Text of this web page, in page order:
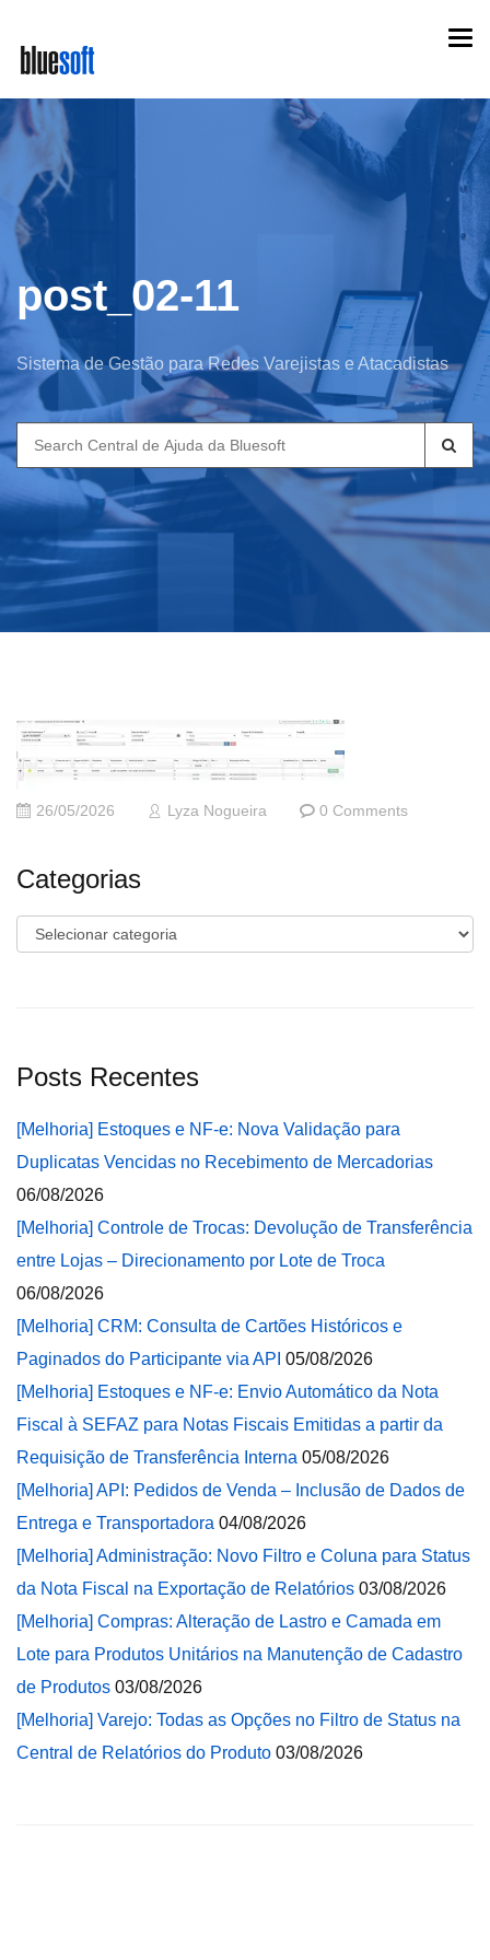
main
content
post_02-11
Sistema de Gestão para Redes Varejistas e Atacadistas
Search
for:
26/05/2026 Lyza Nogueira 0 Comments
Categorias
Categorias
Posts Recentes
[Melhoria] Estoques e NF-e: Nova Validação para
Duplicatas Vencidas no Recebimento de Mercadorias
06/08/2026
[Melhoria] Controle de Trocas: Devolução de Transferência
entre Lojas – Direcionamento por Lote de Troca
06/08/2026
[Melhoria] CRM: Consulta de Cartões Históricos e
Paginados do Participante via API 05/08/2026
[Melhoria] Estoques e NF-e: Envio Automático da Nota
Fiscal à SEFAZ para Notas Fiscais Emitidas a partir da
Requisição de Transferência Interna 05/08/2026
[Melhoria] API: Pedidos de Venda – Inclusão de Dados de
Entrega e Transportadora 04/08/2026
[Melhoria] Administração: Novo Filtro e Coluna para Status
da Nota Fiscal na Exportação de Relatórios 03/08/2026
[Melhoria] Compras: Alteração de Lastro e Camada em
Lote para Produtos Unitários na Manutenção de Cadastro
de Produtos 03/08/2026
[Melhoria] Varejo: Todas as Opções no Filtro de Status na
Central de Relatórios do Produto 03/08/2026